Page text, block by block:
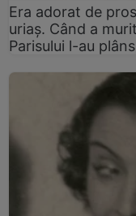
Era adorat de
uriaș. Când a
Parisului l-au plâns